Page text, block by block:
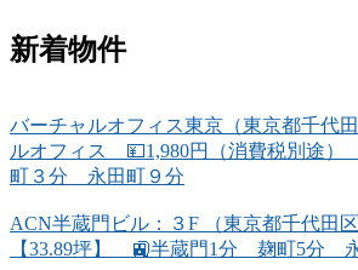
新着物件
バーチャルオフィス東京（東京都千代
ルオフィス 💴1,980円（消費税別途
町３分 永田町９分
ACN半蔵門ビル：３F （東京都千代田
【33.89坪】 🚉半蔵門1分 麹町5分